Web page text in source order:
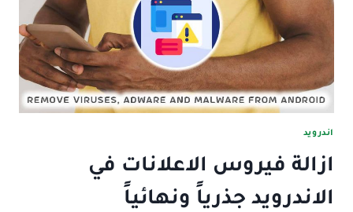
برامج
الحماية؟
اندرويد
ازالة فيروس الاعلانات في
الاندرويد جذرياً ونهائياً